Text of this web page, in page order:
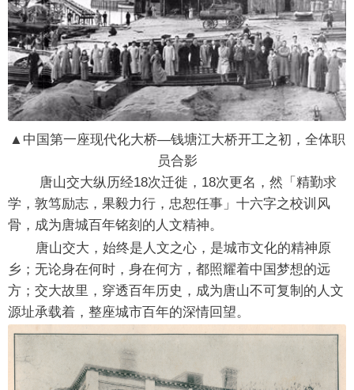
▲中国第一座现代化大桥—钱塘江大桥开工之初，全体职
员合影
唐山交大纵历经18次迁徙，18次更名，然「精勤求
学，敦笃励志，果毅力行，忠恕任事」十六字之校训风
骨，成为唐城百年铭刻的人文精神。
唐山交大，始终是人文之心，是城市文化的精神原
乡；无论身在何时，身在何方，都照耀着中国梦想的远
方；交大故里，穿透百年历史，成为唐山不可复制的人文
源址承载着，整座城市百年的深情回望。